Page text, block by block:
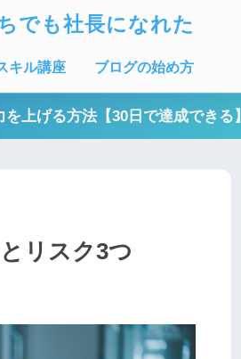
でも社長になれた
キル講座 ブログの始め方
を上げる方法【30日で達成できる】
リスク3つ